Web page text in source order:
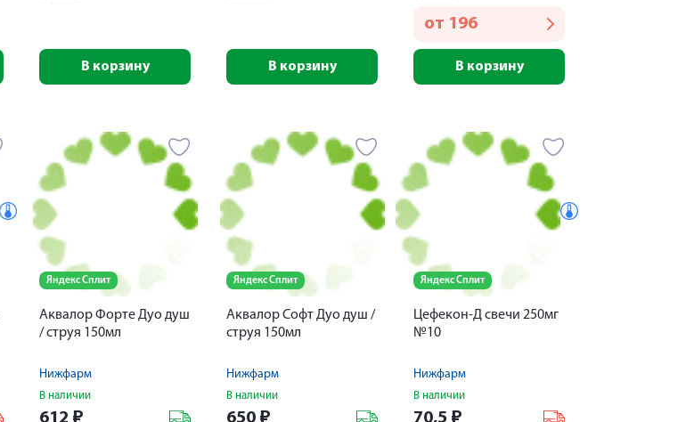
В корзину В корзину
от 196
В корзину
Яндекс Сплит
Аквалор Форте Дуо душ
/ струя 150мл
Нижфарм
В наличии
612 ₽
Яндекс Сплит
Аквалор Софт Дуо душ /
струя 150мл
Нижфарм
В наличии
650 ₽
Яндекс Сплит
Цефекон-Д свечи 250мг
№10
Нижфарм
В наличии
70,5 ₽